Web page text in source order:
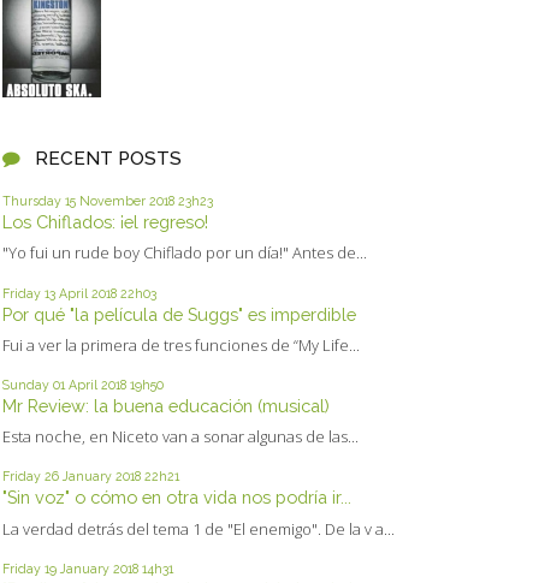
RECENT POSTS
Thursday 15 November 2018 23h23
Los Chiflados: ¡el regreso!
"Yo fui un rude boy Chiflado por un día!" Antes de...
Friday 13 April 2018 22h03
Por qué "la película de Suggs" es imperdible
Fui a ver la primera de tres funciones de “My Life...
Sunday 01 April 2018 19h50
Mr Review: la buena educación (musical)
Esta noche, en Niceto van a sonar algunas de las...
Friday 26 January 2018 22h21
"Sin voz" o cómo en otra vida nos podría ir...
La verdad detrás del tema 1 de "El enemigo". De la v a...
Friday 19 January 2018 14h31